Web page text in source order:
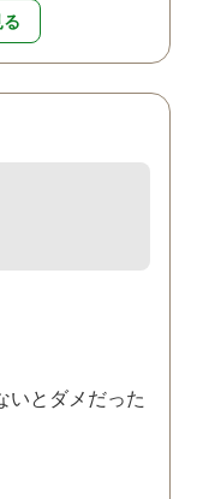
いとダメだった